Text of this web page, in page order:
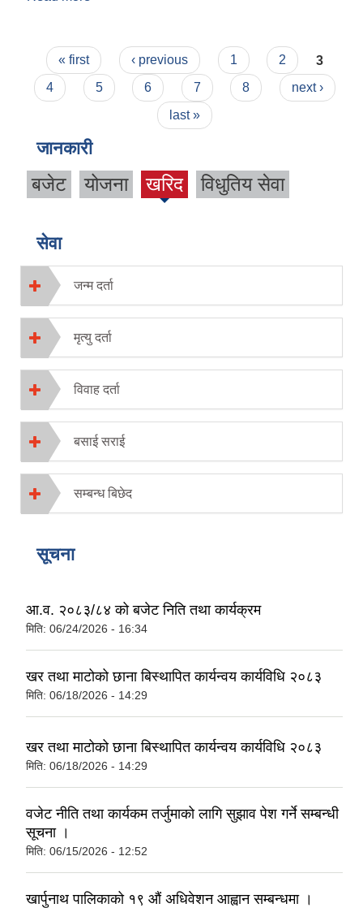
Pages
« first ‹ previous 1 2
3
4
5 6 7 8
next ›
last »
जानकारी
बजेट योजना खरिद
(acti
ve
विधुतिय सेवा
सेवा
जन्म दर्ता
मृत्यु दर्ता
विवाह दर्ता
बसाई सराई
सम्बन्ध बिछेद
सूचना
आ.व. २०८३/८४ को बजेट निति तथा कार्यक्रम
मिति: 06/24/2026 - 16:34
खर तथा माटोको छाना बिस्थापित कार्यन्वय कार्यविधि २०८३
मिति: 06/18/2026 - 14:29
खर तथा माटोको छाना बिस्थापित कार्यन्वय कार्यविधि २०८३
मिति: 06/18/2026 - 14:29
वजेट नीति तथा कार्यकम तर्जुमाको लागि सुझाव पेश गर्ने सम्बन्धी
सूचना ।
मिति: 06/15/2026 - 12:52
खार्पुनाथ पालिकाको १९ औं अधिवेशन आह्वान सम्बन्धमा ।